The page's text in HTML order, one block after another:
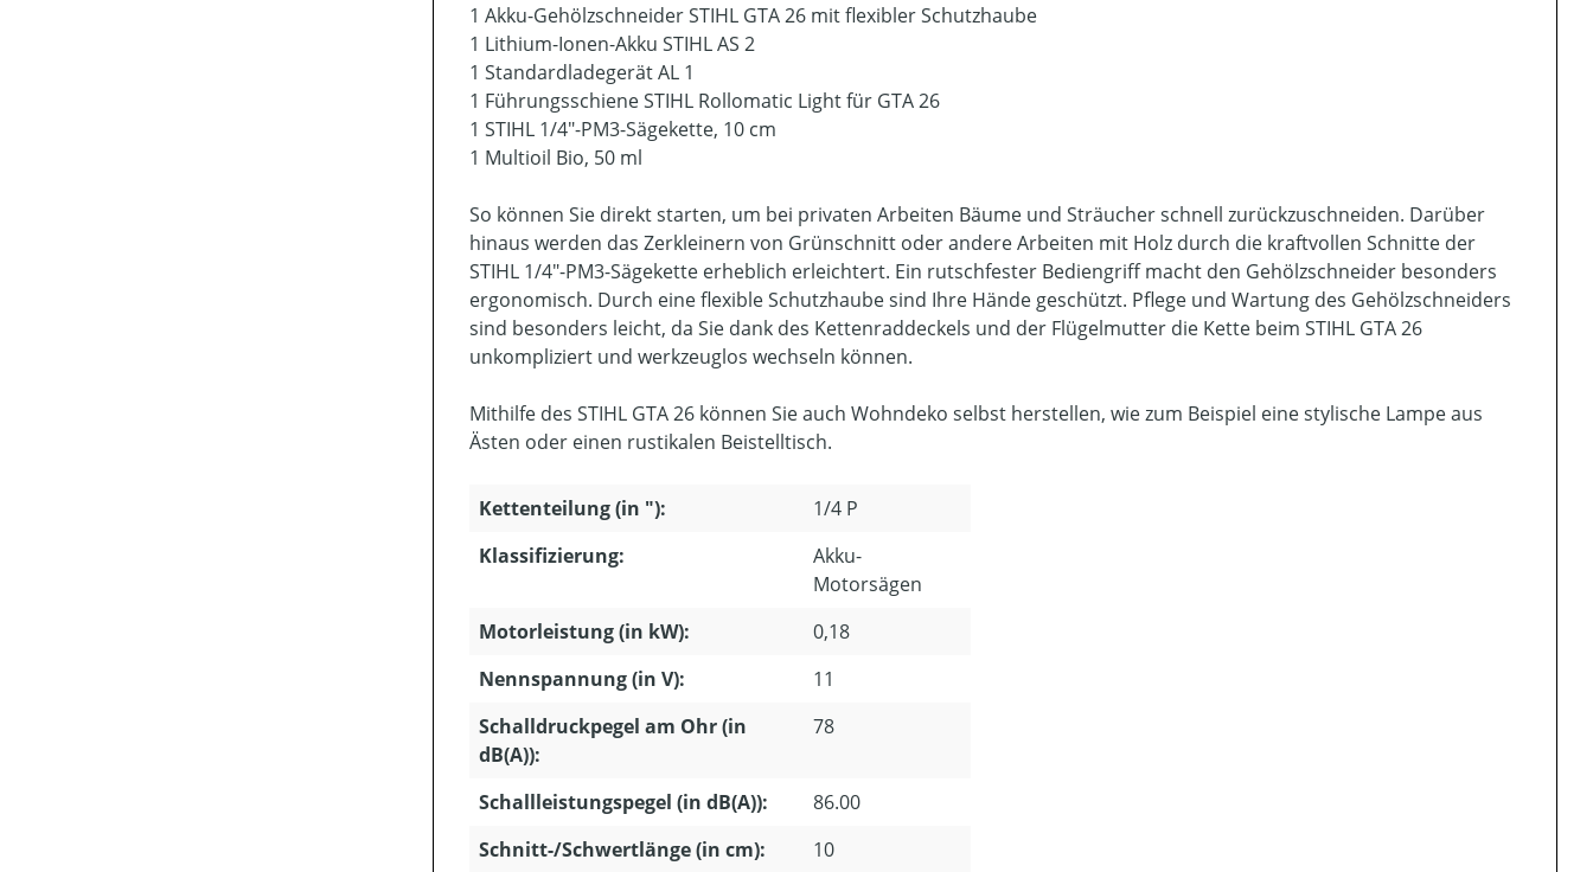
1 Akku-Gehölzschneider STIHL GTA 26 mit flexibler Schutzhaube
1 Lithium-Ionen-Akku STIHL AS 2
1 Standardladegerät AL 1
1 Führungsschiene STIHL Rollomatic Light für GTA 26
1 STIHL 1/4"-PM3-Sägekette, 10 cm
1 Multioil Bio, 50 ml
So können Sie direkt starten, um bei privaten Arbeiten Bäume und Sträucher schnell zurückzuschneiden. Darüber
hinaus werden das Zerkleinern von Grünschnitt oder andere Arbeiten mit Holz durch die kraftvollen Schnitte der
STIHL 1/4"-PM3-Sägekette erheblich erleichtert. Ein rutschfester Bediengriff macht den Gehölzschneider besonders
ergonomisch. Durch eine flexible Schutzhaube sind Ihre Hände geschützt. Pflege und Wartung des Gehölzschneiders
sind besonders leicht, da Sie dank des Kettenraddeckels und der Flügelmutter die Kette beim STIHL GTA 26
unkompliziert und werkzeuglos wechseln können.
Mithilfe des STIHL GTA 26 können Sie auch Wohndeko selbst herstellen, wie zum Beispiel eine stylische Lampe aus
Ästen oder einen rustikalen Beistelltisch.
Kettenteilung (in "):
1/4 P
Klassifizierung:
Akku-
Motorsägen
Motorleistung (in kW):
0,18
Nennspannung (in V):
11
Schalldruckpegel am Ohr (in
dB(A)):
78
Schallleistungspegel (in dB(A)):
86.00
Schnitt-/Schwertlänge (in cm):
10